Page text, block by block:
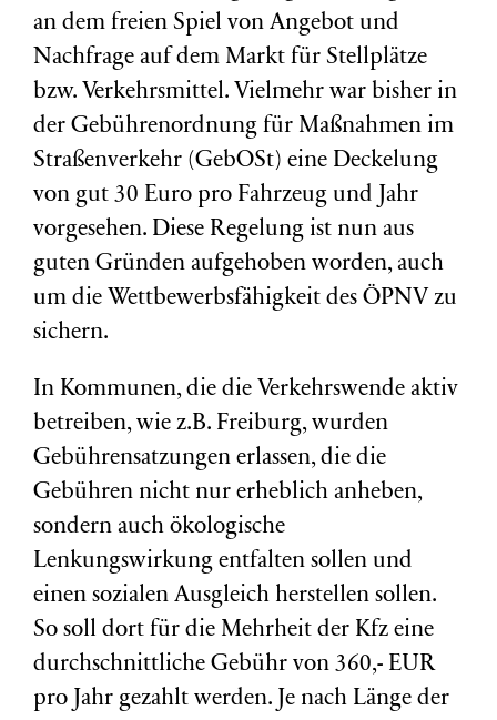
an dem freien Spiel von Angebot und
Nachfrage auf dem Markt für Stellplätze
bzw. Verkehrsmittel. Vielmehr war bisher in
der Gebührenordnung für Maßnahmen im
Straßenverkehr (GebOSt) eine Deckelung
von gut 30 Euro pro Fahrzeug und Jahr
vorgesehen. Diese Regelung ist nun aus
guten Gründen aufgehoben worden, auch
um die Wettbewerbsfähigkeit des ÖPNV zu
sichern.
In Kommunen, die die Verkehrswende aktiv
betreiben, wie z.B. Freiburg, wurden
Gebührensatzungen erlassen, die die
Gebühren nicht nur erheblich anheben,
sondern auch ökologische
Lenkungswirkung entfalten sollen und
einen sozialen Ausgleich herstellen sollen.
So soll dort für die Mehrheit der Kfz eine
durchschnittliche Gebühr von 360,- EUR
pro Jahr gezahlt werden. Je nach Länge der